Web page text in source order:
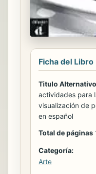
Ficha del Libro
Titulo
actividades para
visualización de
en español
Total de páginas
Categoría:
Arte